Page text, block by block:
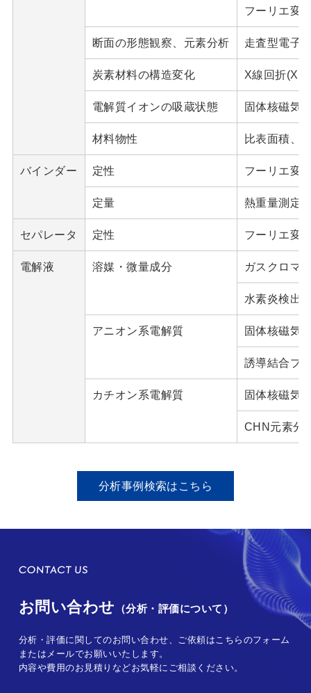
フーリエ変
断面の形態観察、元素分析 走査型電子
炭素材料の構造変化 X線回折
電解質イオンの吸蔵状態 固体核磁気
材料物性 比表面積、
バインダー 定性 フーリエ変
定量 熱重量測定
セパレータ 定性 フーリエ変
電解液 溶媒・微量成分 ガスクロマ
水素炎検出
アニオン系電解質 固体核磁気
誘導結合プ
カチオン系電解質 固体核磁気
CHN元素分
分析事例検索はこちら
お問い合わせ （分析・評価について）
分析・評価に関してのお問い合わせ、ご依頼はこちらのフォーム
またはメールでお願いいたします。
内容や費用のお見積りなどお気軽にご相談ください。